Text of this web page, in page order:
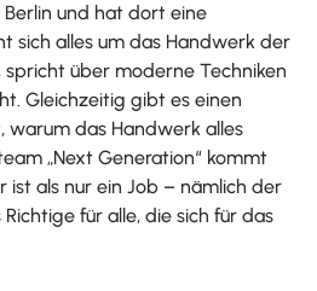
Berlin und hat dort eine
sich alles um das Handwerk der
über moderne Techniken
Gleichzeitig gibt es einen
warum das Handwerk alles
„Next Generation“ kommt
ist als nur ein Job – nämlich der
für alle, die sich für das